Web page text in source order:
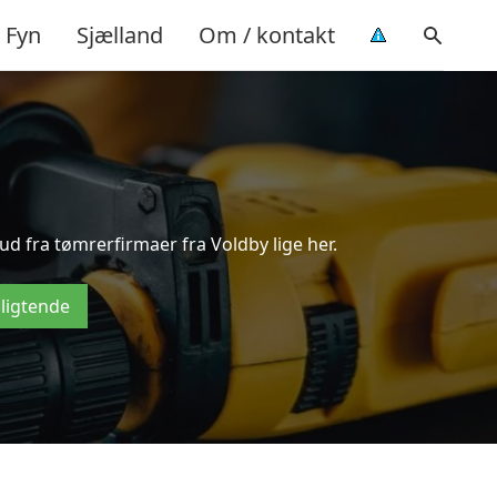
Fyn Sjælland Om / kontakt
fra tømrerfirmaer fra Voldby lige her.